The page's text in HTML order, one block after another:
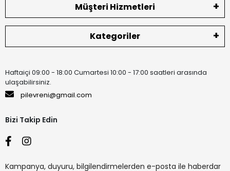
Müşteri Hizmetleri
Kategoriler
Haftaiçi 09:00 - 18:00 Cumartesi 10:00 - 17:00 saatleri arasında
ulaşabilirsiniz.
pilevreni@gmail.com
Bizi Takip Edin
Kampanya, duyuru, bilgilendirmelerden e-posta ile haberdar